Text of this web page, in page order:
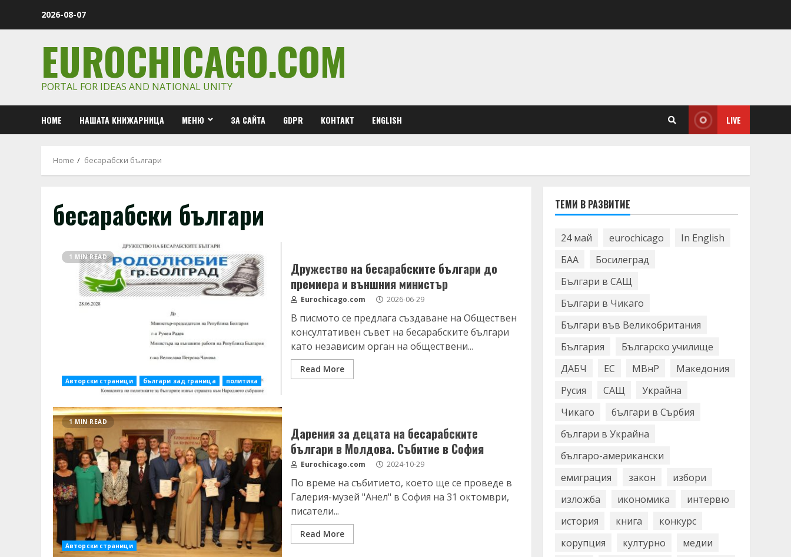
2026-08-07
EUROCHICAGO.COM
PORTAL FOR IDEAS AND NATIONAL UNITY
HOME НАШАТА КНИЖАРНИЦА МЕНЮ ЗА САЙТА GDPR КОНТАКТ ENGLISH LIVE
Home бесарабски българи
бесарабски българи
1 MIN READ
Авторски страници българи зад граница политика
Дружество на бесарабските българи до
премиера и външния министър
Eurochicago.com 2026-06-29
В писмото се предлага създаване на Обществен
консултативен съвет на бесарабските българи
като независим орган на обществени...
Read More
1 MIN READ
Авторски страници
Дарения за децата на бесарабските
българи в Молдова. Събитие в София
Eurochicago.com 2024-10-29
По време на събитието, което ще се проведе в
Галерия-музей "Анел" в София на 31 октомври,
писатели...
Read More
ТЕМИ В РАЗВИТИЕ
24 май eurochicago
In English
БАА
Босилеград
Българи в САЩ
Българи в Чикаго
Българи във Великобритания
България
Българско училище
ДАБЧ
ЕС МВнР
Македония
Русия
САЩ
Украйна
Чикаго
българи в Сърбия
българи в Украйна
българо-американски
емиграция
закон
избори
изложба
икономика
интервю
история
книга
конкурс
корупция
културно
медии